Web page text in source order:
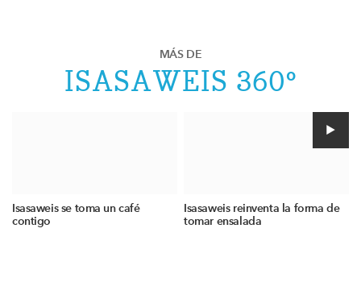
MÁS DE
ISASAWEIS 360º
Isasaweis se toma un café
contigo
Isasaweis reinventa la forma de
tomar ensalada